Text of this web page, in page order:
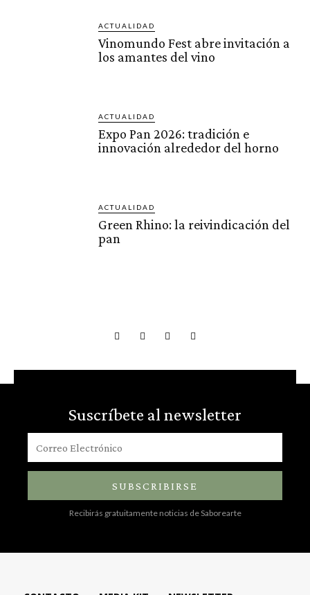
ACTUALIDAD
Vinomundo Fest abre invitación a
los amantes del vino
ACTUALIDAD
Expo Pan 2026: tradición e
innovación alrededor del horno
ACTUALIDAD
Green Rhino: la reivindicación del
pan
Suscríbete al newsletter
SUBSCRIBIRSE
Recibirás gratuitamente noticias de Saborearte